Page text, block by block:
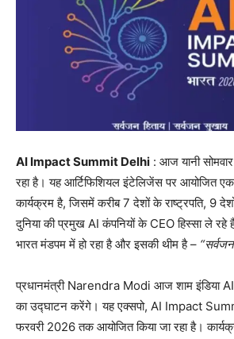
AI Impact Summit Delhi : आज यानी
रहा है। यह आर्टिफिशियल इंटेलिजेंस पर आयोजित एक
कार्यक्रम है, जिसमें करीब 7 देशों के राष्ट्रपति, 9
दुनिया की प्रमुख AI कंपनियों के CEO हिस्सा ले
भारत मंडपम में हो रहा है और इसकी थीम है –
प्रधानमंत्री Narendra Modi आज शाम इंडिया
का उद्घाटन करेंगे। यह एक्सपो, AI Impact
फरवरी 2026 तक आयोजित किया जा रहा है।